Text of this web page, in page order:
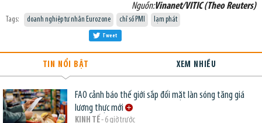
Nguồn:Vinanet/VITIC (Theo Reuters)
Tags: doanh nghiệp tư nhân Eurozone chỉ số PMI lạm phát
Tweet
TIN NỔI BẬT XEM NHIỀU
FAO cảnh báo thế giới sắp đối mặt làn sóng tăng giá
lương thực mới
KINH TẾ- 6 giờ trước